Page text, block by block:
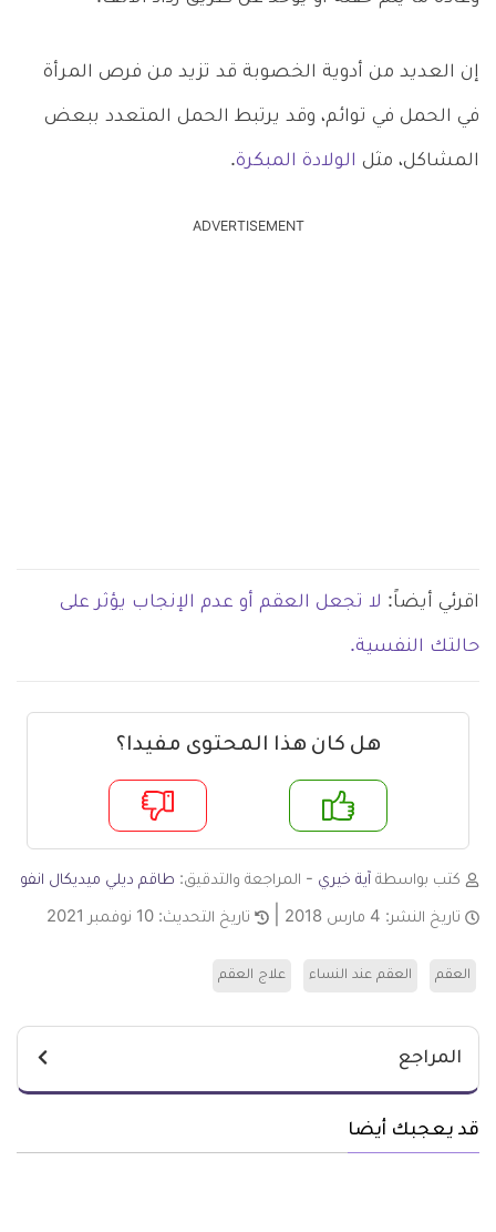
إن العديد من أدوية الخصوبة قد تزيد من فرص المرأة
في الحمل في توائم، وقد يرتبط الحمل المتعدد ببعض
المشاكل، مثل الولادة المبكرة.
ADVERTISEMENT
اقرئي أيضاً: لا تجعل العقم أو عدم الإنجاب يؤثر على
حالتك النفسية.
هل كان هذا المحتوى مفيدا؟
لا
كتب بواسطة آية خيري - المراجعة والتدقيق: طاقم ديلي ميديكال انفو
تاريخ النشر: 4 مارس 2018 تاريخ التحديث: 10 نوفمبر 2021
العقم العقم عند النساء علاج العقم
المراجع
قد يعجبك أيضا